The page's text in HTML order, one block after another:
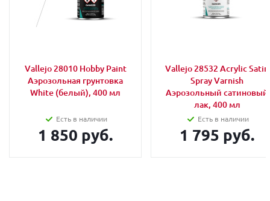
Vallejo 28010 Hobby Paint
Аэрозольная грунтовка
White (белый), 400 мл
Есть в наличии
1 850 руб.
Vallejo 28532 Acrylic Satin
Spray Varnish
Аэрозольный сатиновый
лак, 400 мл
Есть в наличии
1 795 руб.